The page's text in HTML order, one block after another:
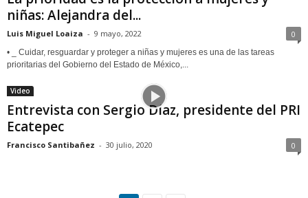
niñas: Alejandra del...
Luis Miguel Loaiza - 9 mayo, 2022 0
• _ Cuidar, resguardar y proteger a niñas y mujeres es una de las tareas
prioritarias del Gobierno del Estado de México,...
Video
Entrevista con Sergio Díaz, presidente del PRI
Ecatepec
Francisco Santibañez - 30 julio, 2020 0